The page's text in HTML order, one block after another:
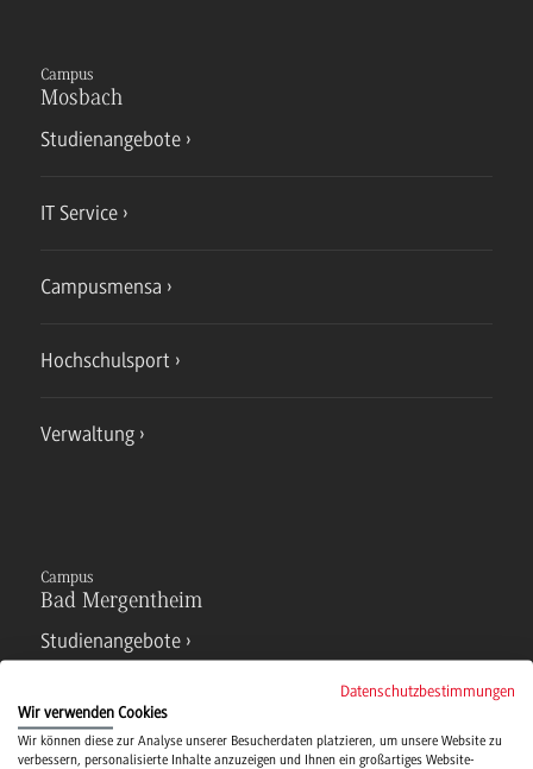
Campus
Mosbach
Studienangebote
IT Service
Campusmensa
Hochschulsport
Verwaltung
Campus
Bad Mergentheim
Studienangebote
IT Service
Datenschutzbestimmungen
Wir verwenden Cookies
Wir können diese zur Analyse unserer Besucherdaten platzieren, um unsere Website zu
verbessern, personalisierte Inhalte anzuzeigen und Ihnen ein großartiges Website-